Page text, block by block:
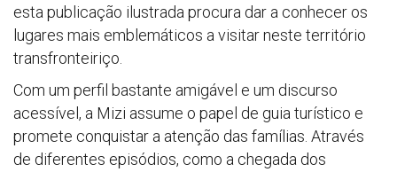
noticias
esta publicação ilustrada procura dar a conhecer os
lugares mais emblemáticos a visitar neste território
transfronteiriço.
Com um perfil bastante amigável e um discurso
acessível, a Mizi assume o papel de guia turístico e
promete conquistar a atenção das famílias. Através
de diferentes episódios, como a chegada dos